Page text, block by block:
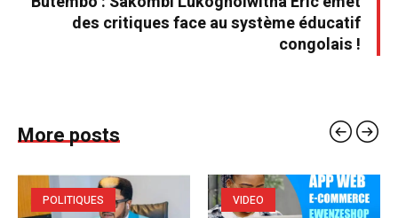
des critiques face au système éducatif
congolais !
More posts
POLITIQUES VIDEO